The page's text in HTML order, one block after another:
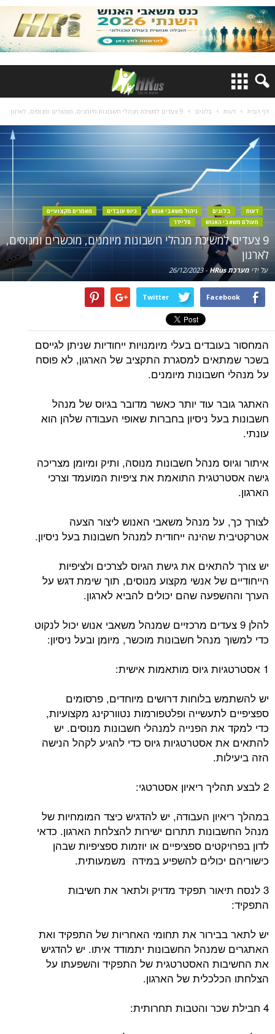
דף הבית דעות בלוגים 9 צעדים למשיכת מנהלי חשבונות מיומנים, מוכשרים ומנוסים, לארגון
דעות בלוגים ניהול משאבי אנוש גיוס עובדים
מאמרים מקצועיים
מעולם משאבי האנוש
סליידר
9 צעדים למשיכת מנהלי חשבונות מיומנים, מוכשרים ומנוסים,
לארגון
על ידי מערכת HRus -
26/12/2023
Facebook
Twitter
המחסור בעובדים בעלי מיומנויות ייחודיות שניתן לגייסם
בשכר שמתאים למסגרת התקציב של הארגון, לא פוסח
על מנהלי חשבונות מיומנים.
האתגר גובר עוד יותר כאשר מדובר בגיוס של מנהל
חשבונות בעל ניסיון בחברות שאופי העבודה שלהן הוא
עונתי.
איתור וגיוס מנהל חשבונות מנוסה, ותיק ומיומן מצריכה
גישה אסטרטגית התואמת את ציפיות המועמד וצרכי
הארגון.
לצורך כך, על מנהל משאבי האנוש ליצור הצעה
אטרקטיבית שהינה ייחודית למנהל חשבונות בעל ניסיון.
יש צורך להתאים את גישת הגיוס לצרכים ולציפיות
הייחודיים של אנשי מקצוע מנוסים, תוך שימת דגש על
הערך וההשפעה שהם יכולים להביא לארגון.
להלן 9 צעדים מרכזיים שמנהל משאבי אנוש יכול לנקוט
כדי למשוך מנהל חשבונות מוכשר, מיומן ובעל ניסיון:
1 אסטרטגיות גיוס מותאמות אישית:
יש להשתמש בלוחות דרושים מיוחדים, פרסומים
ספציפיים לתעשייה ופלטפורמות נטוורקינג מקצועיות,
כדי למקד את הפנייה למנהלי חשבונות מנוסים. יש
להתאים את אסטרטגיות גיוס כדי להגיע לקהל הנישה
הזה ביעילות.
2 לבצע תהליך ריאיון אסטרטגי:
במהלך ריאיון העבודה, יש להדגיש כיצד המומחיות של
מנהל החשבונות תתרום ישירות להצלחת הארגון. כדאי
לדון בפרויקטים ספציפיים או יוזמות ספציפיות שבהן
כישוריהם יכולים להשפיע במידה משמעותית.
3 לנסח תיאור תפקיד מדויק ולתאר את חשיבות
התפקיד:
יש לתאר בבירור את תחומי האחריות של התפקיד ואת
האתגרים שמנהל החשבונות יתמודד איתו. יש להדגיש
את החשיבות האסטרטגית של התפקיד והשפעתו על
הצלחתו הכלכלית של הארגון.
4 חבילת שכר והטבות תחרותית: